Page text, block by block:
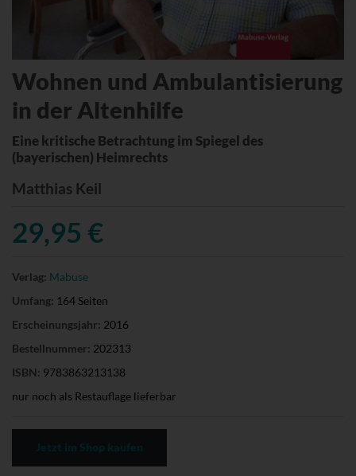
Wohnen und Ambulantisierung
in der Altenhilfe
Eine kritische Betrachtung im Spiegel des
(bayerischen) Heimrechts
Matthias Keil
29,95 €
Verlag: Mabuse
Umfang: 164 Seiten
Erscheinungsjahr: 2016
Bestellnummer: 202313
ISBN: 9783863213138
nur noch als Restauflage lieferbar